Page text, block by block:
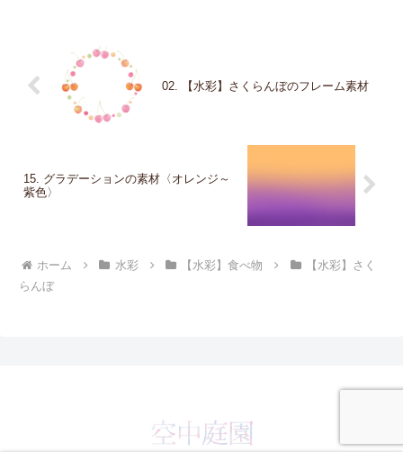
02. 【水彩】さくらんぼのフレーム素材
15. グラデーションの素材〈オレンジ～
紫色〉
ホーム 水彩 【水彩】食べ物
【水彩】さく
らんぼ